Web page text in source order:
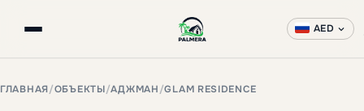
AED
ГЛАВНАЯ/ОБЪЕКТЫ/АДЖМАН /GLAM RESIDENCE